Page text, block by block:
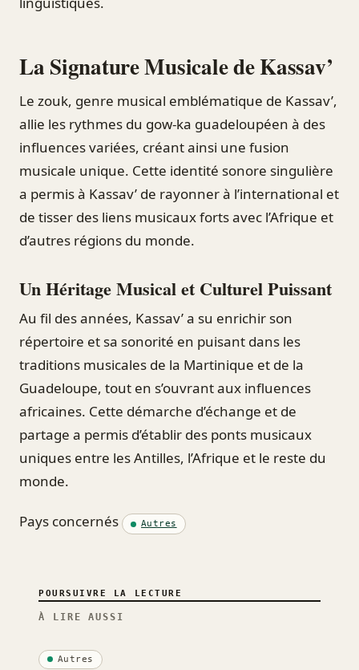
La Signature Musicale de Kassav’
Le zouk, genre musical emblématique de Kassav’,
allie les rythmes du gow-ka guadeloupéen à des
influences variées, créant ainsi une fusion
musicale unique. Cette identité sonore singulière
a permis à Kassav’ de rayonner à l’international et
de tisser des liens musicaux forts avec l’Afrique et
d’autres régions du monde.
Un Héritage Musical et Culturel Puissant
Au fil des années, Kassav’ a su enrichir son
répertoire et sa sonorité en puisant dans les
traditions musicales de la Martinique et de la
Guadeloupe, tout en s’ouvrant aux influences
africaines. Cette démarche d’échange et de
partage a permis d’établir des ponts musicaux
uniques entre les Antilles, l’Afrique et le reste du
monde.
Pays concernés Autres
POURSUIVRE LA LECTURE
À LIRE AUSSI
Autres